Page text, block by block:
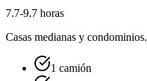
7.7-9.7 horas
Casas medianas y condominios.
1 camión